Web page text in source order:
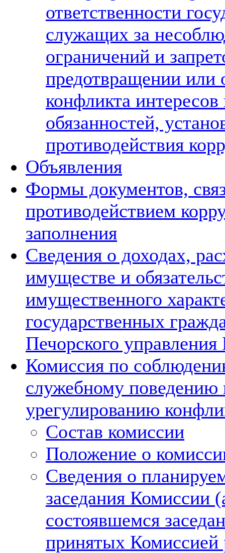
ответственности
служащих за
ограничений и
предотвращении или
конфликта
обязанностей,
противодействия
Объявления
Формы документов,
противодействием
заполнения
Сведения о доходах,
имуществе и
имущественного
государственных
Печорского управления
Комиссия по
служебному поведению
урегулированию
Состав комиссии
Положение о
Сведения о
заседания Комиссии
состоявшемся
принятых Комиссией